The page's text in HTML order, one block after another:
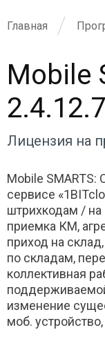
Главная
Mobile
Лицензия на
Mobile
сервисе
штрихкодам /
приемка КМ,
приход на
по складам,
коллективная
поддерживаемой
изменение
моб.